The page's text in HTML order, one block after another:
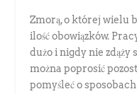
Zmorą, o której wielu
ilość obowiązków.
dużo i nigdy nie zdąży
można poprosić
pomyśleć o